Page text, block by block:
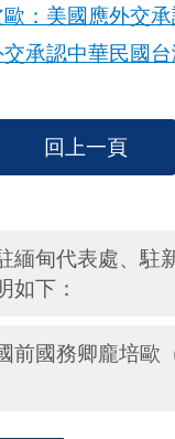
：美國應外交
承認中華民國
回上一頁
緬甸代表處、駐
如下：
前國務卿龐培歐